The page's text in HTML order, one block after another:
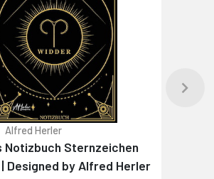
Alfred Herler
Notizbuch Sternzeichen
Designed by Alfred Herler